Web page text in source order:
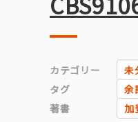
カテゴリー
未
タグ
余
著書
加